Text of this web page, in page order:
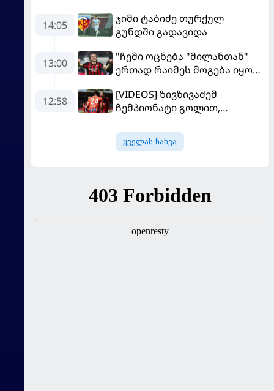
14:05
ჯიმი ტაბიძე თურქულ
გუნდში გადავიდა
13:00
"ჩემი ოცნება "მილანთან"
ერთად რაიმეს მოგება იყო" -
თავის მისიაზე ისაუბრა
12:58
[VIDEOS] ზივზივაძემ
ჩემპიონატი გოლით,
გამარჯვებით დაიწყო
ყველას ნახვა